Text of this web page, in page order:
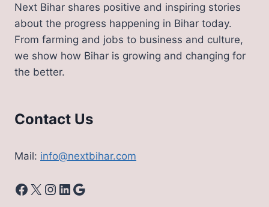
Next Bihar shares positive and inspiring stories
about the progress happening in Bihar today.
From farming and jobs to business and culture,
we show how Bihar is growing and changing for
the better.
Contact Us
Mail: info@nextbihar.com
Facebook
X Instagram
LinkedIn
Google